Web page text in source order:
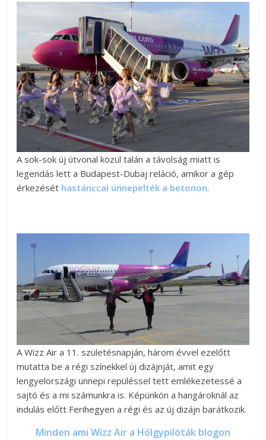
A sok-sok új útvonal közül talán a távolság miatt is
legendás lett a Budapest-Dubaj reláció, amikor a gép
érkezését hastánccal ünnepelték a betonon.
A Wizz Air a 11. születésnapján, három évvel ezelőtt
mutatta be a régi színekkel új dizájnját, amit egy
lengyelországi ünnepi repüléssel tett emlékezetessé a
sajtó és a mi számunkra is. Képünkön a hangároknál az
indulás előtt Ferihegyen a régi és az új dizájn barátkozik.
Minden ami Wizz Air a Hölgypilóták blogon